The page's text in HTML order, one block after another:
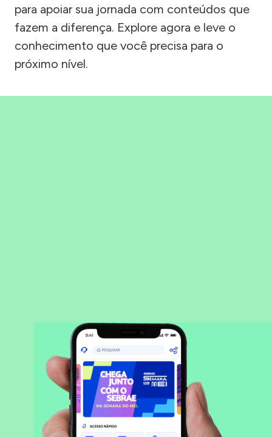
para apoiar sua jornada com conteúdos que
fazem a diferença. Explore agora e leve o
conhecimento que você precisa para o
próximo nível.